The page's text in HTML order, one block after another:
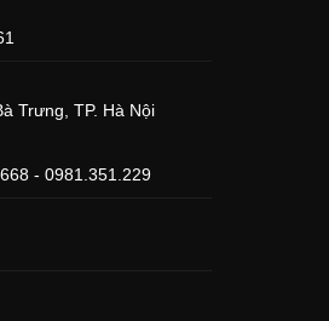
Trưng, TP. Hà Nội
- 0981.351.229